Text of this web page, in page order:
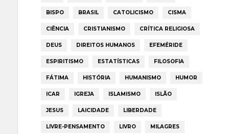
BISPO BRASIL CATOLICISMO CISMA
CIÊNCIA CRISTIANISMO CRÍTICA RELIGIOSA
DEUS DIREITOS HUMANOS EFEMÉRIDE
ESPIRITISMO ESTATÍSTICAS FILOSOFIA
FÁTIMA HISTÓRIA HUMANISMO HUMOR
ICAR IGREJA ISLAMISMO ISLÃO
JESUS LAICIDADE LIBERDADE
LIVRE-PENSAMENTO LIVRO MILAGRES